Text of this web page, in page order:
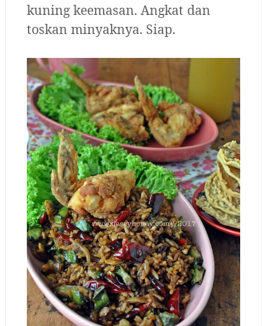
kuning keemasan. Angkat dan
toskan minyaknya. Siap.